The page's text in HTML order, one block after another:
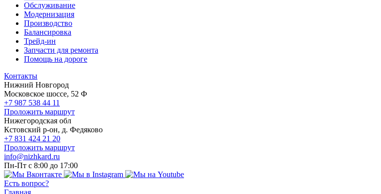
Обслуживание
Модернизация
Производство
Балансировка
Трейд-ин
Запчасти для ремонта
Помощь на дороге
Контакты
Нижний Новгород
Московское шоссе, 52 Ф
+7 987 538 44 11
Проложить маршрут
Нижегородская обл
Кстовский р-он, д. Федяково
+7 831 424 21 20
Проложить маршрут
info@nizhkard.ru
Пн-Пт с 8:00 до 17:00
Есть вопрос?
Главная